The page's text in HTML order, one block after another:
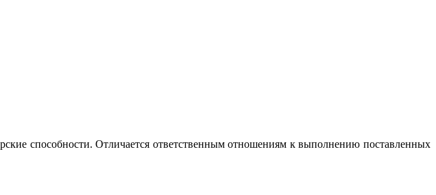
способности. Отличается ответственным отношениям к выполнению поставленных